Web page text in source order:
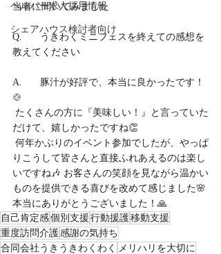
ヘルパー求人採用情報
シェアハウス検討者向け
当者に聞いてみました
Q.	うきわくミニフェスを終えての感想を
教えてください
A.	豚汁が好評で、本当に良かったです！
🍲
だけて、嬉しかったですね👏
りこうして皆さんと直接ふれあえるのは楽し
いですね🎶 お客さんの笑顔を見ながら温かい
ものを提供できる喜びを改めて感じました🌸
本当にありがとうございました！🙏
自己肯定感個別支援 行動援護 移動支援
重度訪問介護 感謝の気持ち
合同会社うきうきわくわく メリハリを大切に